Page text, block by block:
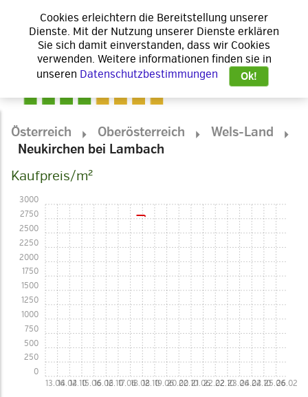
Österreich Oberösterreich
Wels-Land
Neukirchen bei Lambach
Kaufpreis/m²
13.0614.0214.1015.0616.0216.1017.0618.0218.1019.0620.0220.1021.0622.0222.1023.0624.0224.1025.0626.02
0
250
500
750
1000
1250
1500
1750
2000
2250
2500
2750
3000
Cookies erleichtern die Bereitstellung unserer
Dienste. Mit der Nutzung unserer Dienste erklären
Sie sich damit einverstanden, dass wir Cookies
verwenden. Weitere informationen finden sie in
unseren Datenschutzbestimmungen Ok!